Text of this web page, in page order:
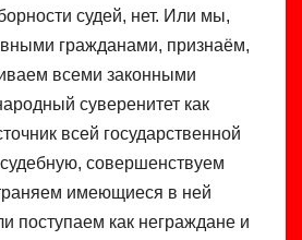
судей, нет. Или мы,
гражданами, признаём,
всеми законными
суверенитет как
всей государственной
совершенствуем
имеющиеся в ней
поступаем как неграждане и